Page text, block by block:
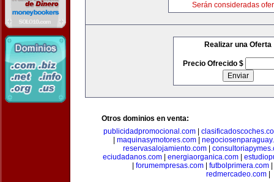
Serán consideradas
Realizar una Oferta
Precio Ofrecido $
Otros dominios en venta:
publicidadpromocional.com|
maquinasymotores.com|
reservasalojamiento.com
eciudadanos.com| energiaorganica.com|
forumempresas.com futbolprimera.com
redmercadeo.com|